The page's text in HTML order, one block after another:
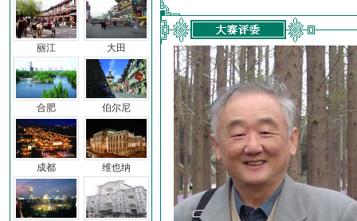
丽江
合肥
成都
大田
伯尔尼
维也纳